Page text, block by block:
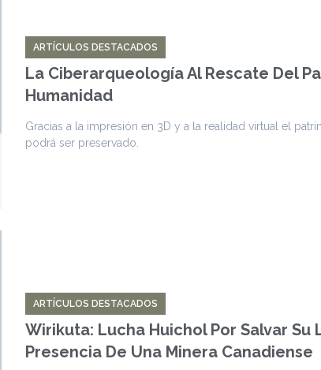
ARTÍCULOS DESTACADOS
La Ciberarqueología Al Rescate Del
Humanidad
Gracias a la impresión en 3D y a la realidad virtual el
podrá ser preservado.
ARTÍCULOS DESTACADOS
Wirikuta: Lucha Huichol Por Salvar Su
Presencia De Una Minera Canadiense